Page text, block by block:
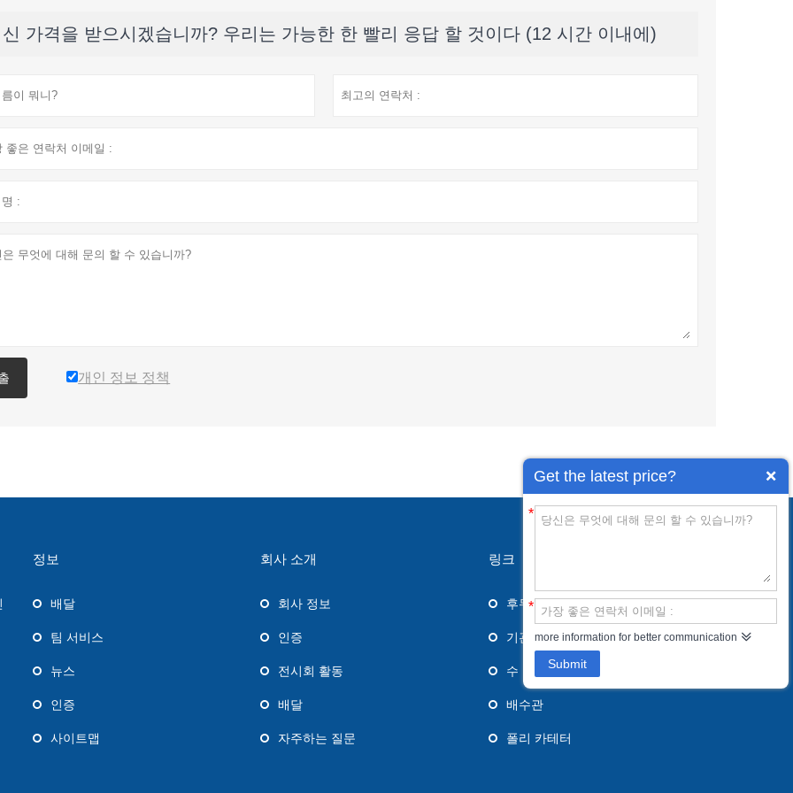
Get the latest price?
*
*
more information for better communication
Submit
가격을 받으시겠습니까? 우리는 가능한 한 빨리 응답 할 것이다 (12 시간 이내에)
개인 정보 정책
정보
배달
팀 서비스
뉴스
인증
사이트맵
회사 소개
회사 정보
인증
전시회 활동
배달
자주하는 질문
링크
후두 마스크기도
기관 내관
수 유관
배수관
폴리 카테터